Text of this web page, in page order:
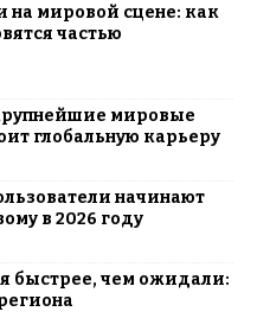
на мировой сцене: как
частью
мировые
глобальную карьеру
начинают
в 2026 году
быстрее, чем ожидали: